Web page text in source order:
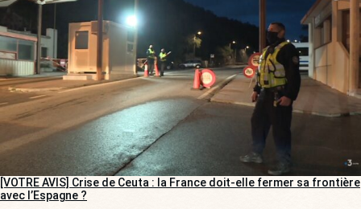
[VOTRE AVIS] Crise de Ceuta : la France doit-elle fermer sa frontière
avec l’Espagne ?